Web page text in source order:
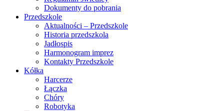
Dokumenty do pobrania
Przedszkole
Aktualności – Przedszkole
Historia przedszkola
Jadłospis
Harmonogram imprez
Kontakty Przedszkole
Kółka
Harcerze
Łączka
Chóry
Robotyka